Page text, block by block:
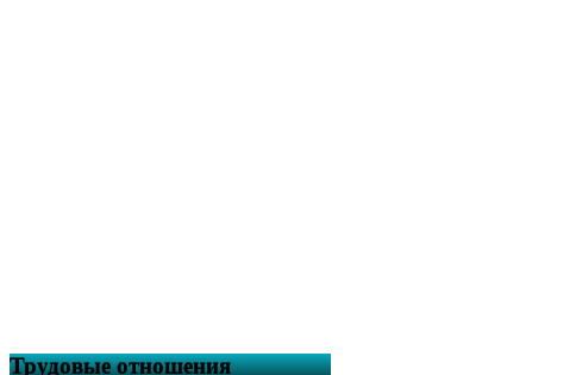
Трудовые отношения